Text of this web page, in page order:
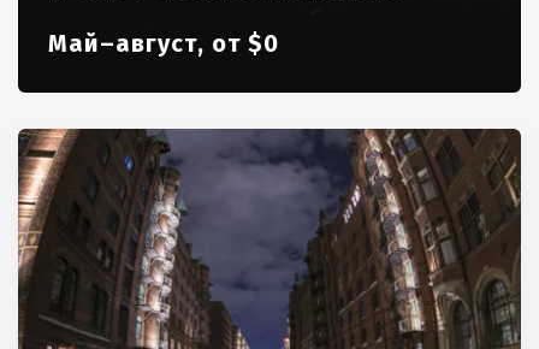
Май–август, от $0